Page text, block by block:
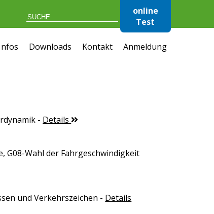
online
Test
Downloads Kontakt Anmeldung
- Details
G08-Wahl der Fahrgeschwindigkeit
und Verkehrszeichen - Details